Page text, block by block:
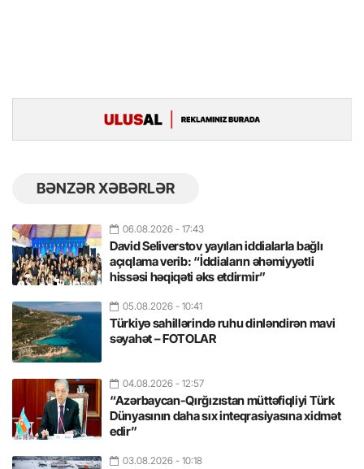
BƏNZƏR XƏBƏRLƏR
06.08.2026 - 17:43
David Seliverstov yayılan iddialarla bağlı
açıqlama verib: “İddiaların əhəmiyyətli
hissəsi həqiqəti əks etdirmir”
05.08.2026 - 10:41
Türkiyə sahillərində ruhu dinləndirən mavi
səyahət – FOTOLAR
04.08.2026 - 12:57
“Azərbaycan-Qırğızıstan müttəfiqliyi Türk
Dünyasının daha sıx inteqrasiyasına xidmət
edir”
03.08.2026 - 10:18